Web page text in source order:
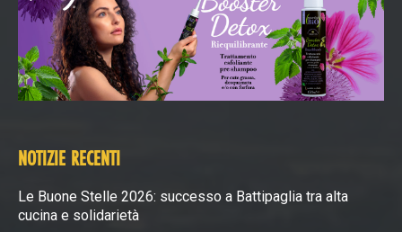
NOTIZIE RECENTI
Le Buone Stelle 2026: successo a Battipaglia tra alta
cucina e solidarietà